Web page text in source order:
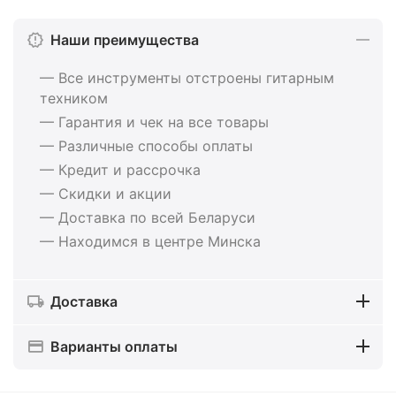
Наши преимущества
— Все инструменты отстроены гитарным
техником
— Гарантия и чек на все товары
— Различные способы оплаты
— Кредит и рассрочка
— Скидки и акции
— Доставка по всей Беларуси
— Находимся в центре Минска
Доставка
Варианты оплаты